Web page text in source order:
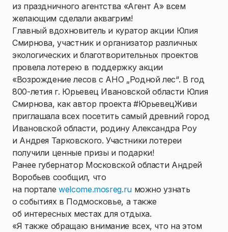
из праздничного агентства «Агент А» всем
желающим сделали аквагрим!
Главный вдохновитель и куратор акции Юлия
Смирнова, участник и организатор различных
экологических и благотворительных проектов
провела лотерею в поддержку акции
«Возрождение лесов с АНО „Родной лес“. В год
800-летия г. Юрьевец Ивановской области Юлия
Смирнова, как автор проекта #ЮрьевецЖиви
приглашала всех посетить самый древний город
Ивановской области, родину Александра Роу
и Андрея Тарковского. Участники лотереи
получили ценные призы и подарки!
Ранее губернатор Московской области Андрей
Воробьев сообщил, что
на порталеwelcome.mosreg.ruможно узнать
о событиях в Подмосковье, а также
об интересных местах для отдыха.
«Я также обращаю внимание всех, что на этом